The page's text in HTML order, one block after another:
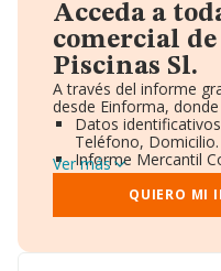
Acceda a
comercial
Piscinas Sl.
A través del informe
desde Einforma,
Datos
Teléfono, Domicilio.
Informe Mercantil
Gráficos de
Consejo de
Directivos y
Ver más
QUIERO MI